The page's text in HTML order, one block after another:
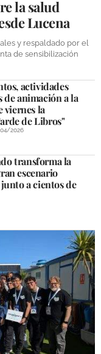
la salud
Lucena
y respaldado por el
de sensibilización
actividades
de animación a la
viernes la
de Libros"
2026
transforma la
escenario
a cientos de